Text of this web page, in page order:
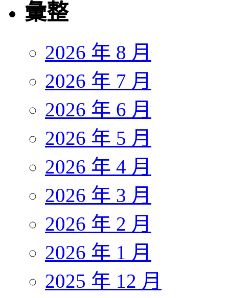
彙整
2026 年 8 月
2026 年 7 月
2026 年 6 月
2026 年 5 月
2026 年 4 月
2026 年 3 月
2026 年 2 月
2026 年 1 月
2025 年 12 月